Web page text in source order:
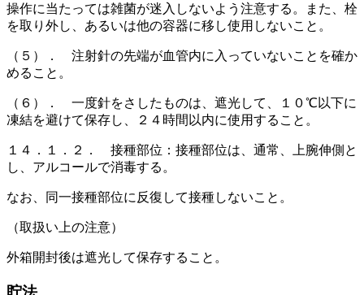
操作に当たっては雑菌が迷入しないよう注意する。また、栓
を取り外し、あるいは他の容器に移し使用しないこと。
（５）． 注射針の先端が血管内に入っていないことを確か
めること。
（６）． 一度針をさしたものは、遮光して、１０℃以下に
凍結を避けて保存し、２４時間以内に使用すること。
１４．１．２． 接種部位：接種部位は、通常、上腕伸側と
し、アルコールで消毒する。
なお、同一接種部位に反復して接種しないこと。
（取扱い上の注意）
外箱開封後は遮光して保存すること。